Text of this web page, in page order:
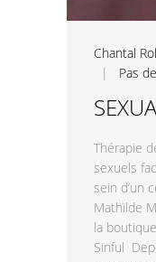
Chantal
| Pas
Thérapie
sexuels
sein d’un
Mathilde
la
Sinful